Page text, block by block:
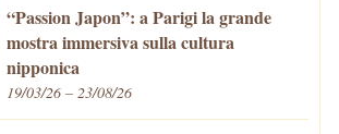
“Passion Japon”: a Parigi la grande
mostra immersiva sulla cultura
nipponica
19/03/26 – 23/08/26